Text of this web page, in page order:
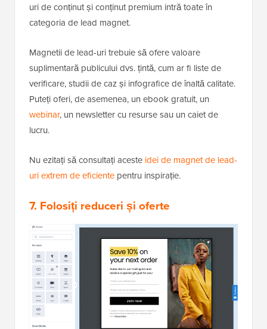
uri de conținut și conținut premium intră toate în
categoria de lead magnet.
Magnetii de lead-uri trebuie să ofere valoare
suplimentară publicului dvs. țintă, cum ar fi liste de
verificare, studii de caz și infografice de înaltă calitate.
Puteți oferi, de asemenea, un ebook gratuit, un
webinar, un newsletter cu resurse sau un caiet de
lucru.
Nu ezitați să consultați aceste idei de magnet de lead-
uri extrem de eficiente pentru inspirație.
7. Folosiți reduceri și oferte